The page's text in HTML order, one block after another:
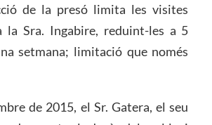
de la presó limita les visites
la Sra. Ingabire, reduint-les a 5
setmana; limitació que només
de 2015, el Sr. Gatera, el seu